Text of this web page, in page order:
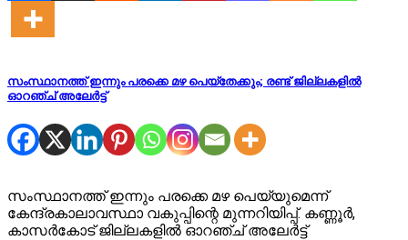
സംസ്ഥാനത്ത് ഇന്നും പരക്കെ മഴ പെയ്തേക്കും; രണ്ട് ജില്ലകളിൽ
ഓറഞ്ച് അലേർട്ട്
സംസ്ഥാനത്ത് ഇന്നും പരക്കെ മഴ പെയ്യുമെന്ന്
കേന്ദ്രകാലാവസ്ഥാ വകുപ്പിന്റെ മുന്നറിയിപ്പ്. കണ്ണൂർ,
കാസർകോട് ജില്ലകളിൽ ഓറഞ്ച് അലേർട്ട്